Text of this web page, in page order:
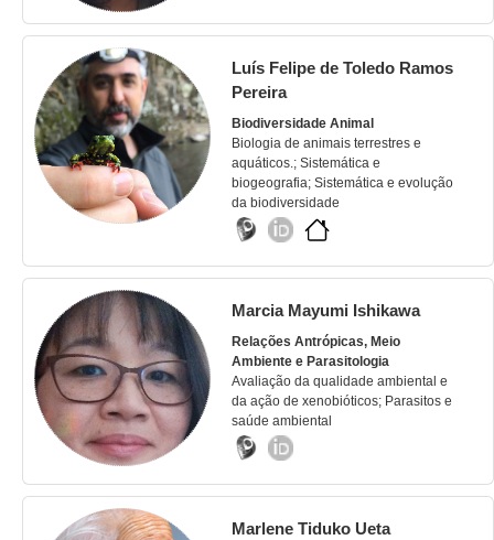
Luís Felipe de Toledo Ramos
Pereira
Biodiversidade Animal
Biologia de animais terrestres e
aquáticos.; Sistemática e
biogeografia; Sistemática e evolução
da biodiversidade
Marcia Mayumi Ishikawa
Relações Antrópicas, Meio
Ambiente e Parasitologia
Avaliação da qualidade ambiental e
da ação de xenobióticos; Parasitos e
saúde ambiental
Marlene Tiduko Ueta